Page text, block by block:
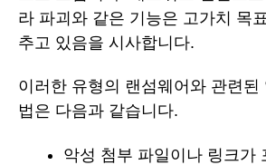
라 파괴와 같은 기능은 고가치 목
추고 있음을 시사합니다.
이러한 유형의 랜섬웨어와 관련된
법은 다음과 같습니다.
악성 첨부 파일이나 링크가